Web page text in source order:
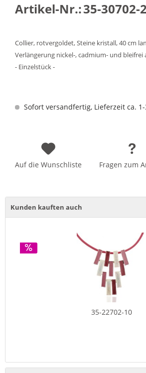
Artikel-Nr.:35-30702-2
Collier, rotvergoldet, Steine kristall, 40 cm
Verlängerung nickel-, cadmium- und bleifrei
- Einzelstück -
Sofort versandfertig, Lieferzeit ca.
Auf die Wunschliste Fragen zum
Kunden kauften auch
35-22702-10